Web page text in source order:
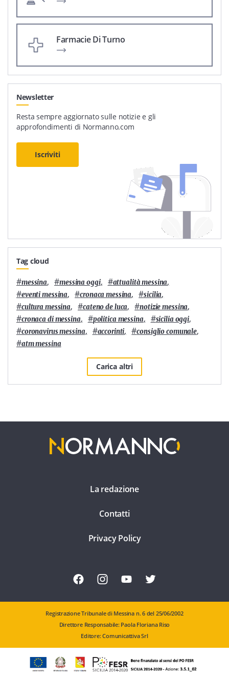
Farmacie Di Turno
Newsletter
Resta sempre aggiornato sulle notizie e gli
approfondimenti di Normanno.com
Iscriviti
Tag cloud
#messina, #messina oggi, #attualità messina,
#eventi messina, #cronaca messina, #sicilia,
#cultura messina, #cateno de luca, #notizie messina,
#cronaca di messina, #politica messina, #sicilia oggi,
#coronavirus messina, #accorinti, #consiglio comunale,
#atm messina
Carica altri
La redazione
Contatti
Privacy Policy
Registrazione Tribunale di Messina n. 6 del 25/06/2002
Direttore Responsabile: Paola Floriana Riso
Editore: Comunicattiva Srl